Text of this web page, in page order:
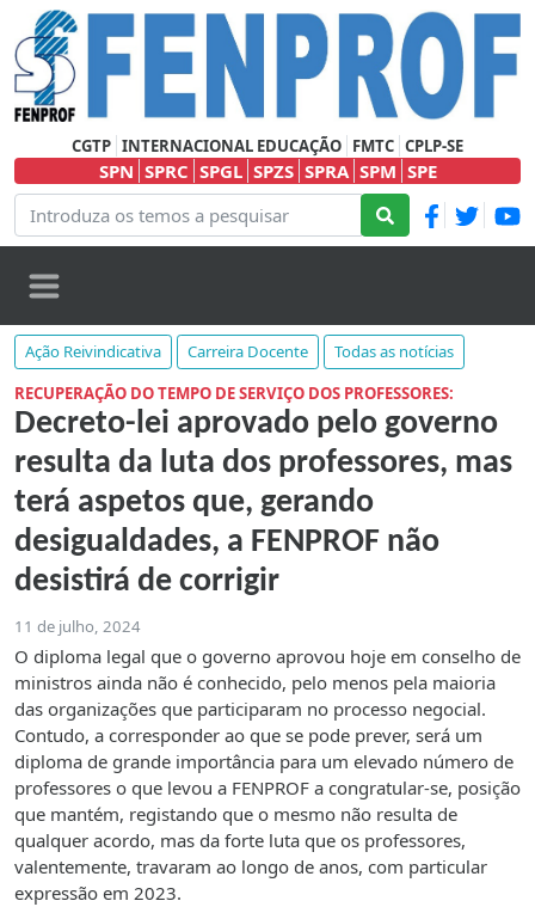
CGTP INTERNACIONAL EDUCAÇÃO FMTC CPLP-SE
SPN SPRC SPGL SPZS SPRA SPM SPE
Ação Reivindicativa Carreira Docente
Todas as notícias
RECUPERAÇÃO DO TEMPO DE SERVIÇO DOS PROFESSORES:
Decreto-lei aprovado pelo governo
resulta da luta dos professores, mas
terá aspetos que, gerando
desigualdades, a FENPROF não
desistirá de corrigir
11 de julho, 2024
O diploma legal que o governo aprovou hoje em conselho de
ministros ainda não é conhecido, pelo menos pela maioria
das organizações que participaram no processo negocial.
Contudo, a corresponder ao que se pode prever, será um
diploma de grande importância para um elevado número de
professores o que levou a FENPROF a congratular-se, posição
que mantém, registando que o mesmo não resulta de
qualquer acordo, mas da forte luta que os professores,
valentemente, travaram ao longo de anos, com particular
expressão em 2023.